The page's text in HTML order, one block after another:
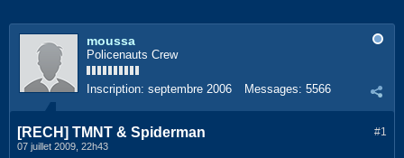
moussa
Policenauts Crew
Inscription: septembre 2006 Messages: 5566
#1
[RECH] TMNT & Spiderman
07 juillet 2009, 22h43